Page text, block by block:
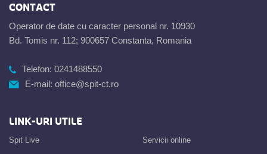
CONTACT
Operator de date cu caracter personal nr. 10930
Bd. Tomis nr. 112; 900657 Constanta, Romania
Telefon: 0241488550
E-mail: office@spit-ct.ro
LINK-URI UTILE
Spit Live Servicii online